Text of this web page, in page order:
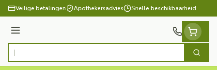
Ga naar de inhoud
Veilige betalingen Apothekersadvies Snelle beschikbaarheid
Menu
Product, merk, categorie... Zoek